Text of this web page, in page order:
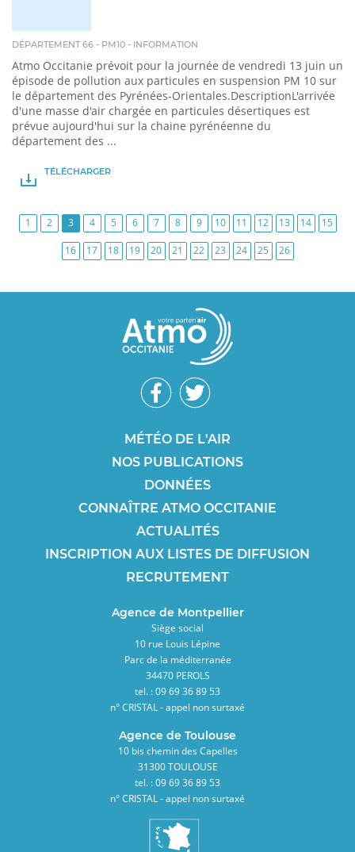
DÉPARTEMENT 66 - PM10 - INFORMATION
Atmo Occitanie prévoit pour la journée de vendredi 13 juin un
épisode de pollution aux particules en suspension PM 10 sur
le département des Pyrénées-Orientales.DescriptionL'arrivée
d'une masse d'air chargée en particules désertiques est
prévue aujourd'hui sur la chaine pyrénéenne du
département des ...
TÉLÉCHARGER
1 2 3 4 5 6 7 8 9 10 11 12 13 14 15
16 17 18 19 20 21 22 23 24 25 26
Réseaux
sociaux
MÉTÉO DE L'AIR
NOS PUBLICATIONS
DONNÉES
CONNAÎTRE ATMO OCCITANIE
ACTUALITÉS
INSCRIPTION AUX LISTES DE DIFFUSION
RECRUTEMENT
Agence de Montpellier
Siège social
10 rue Louis Lépine
Parc de la méditerranée
34470 PEROLS
tel. : 09 69 36 89 53
n° CRISTAL - appel non surtaxé
Agence de Toulouse
10 bis chemin des Capelles
31300 TOULOUSE
tel. : 09 69 36 89 53
n° CRISTAL - appel non surtaxé